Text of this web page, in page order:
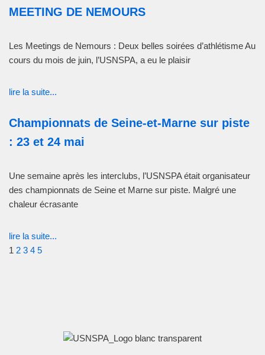
MEETING DE NEMOURS
Les Meetings de Nemours : Deux belles soirées d’athlétisme Au
cours du mois de juin, l’USNSPA, a eu le plaisir
lire la suite...
Championnats de Seine-et-Marne sur piste
: 23 et 24 mai
Une semaine après les interclubs, l’USNSPA était organisateur
des championnats de Seine et Marne sur piste. Malgré une
chaleur écrasante
lire la suite...
1 2 3 4 5